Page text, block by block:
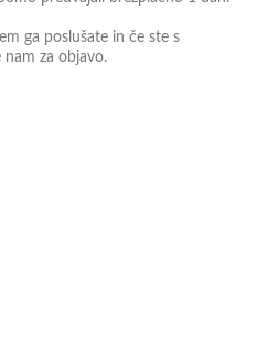
ga poslušate in če ste s
nam za objavo.